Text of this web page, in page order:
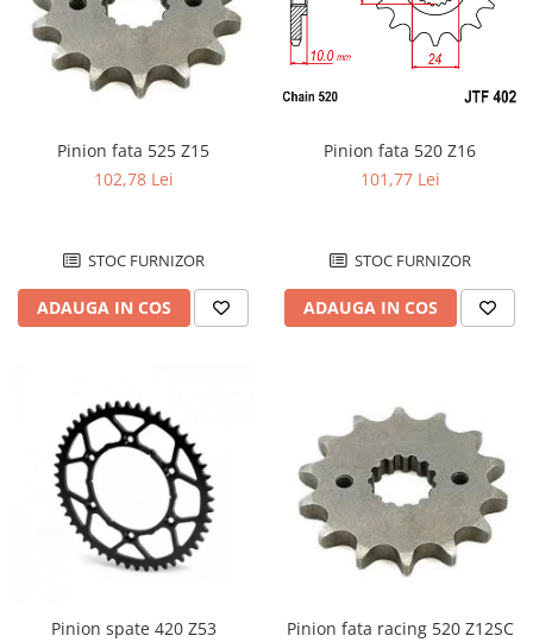
Pinion fata 525 Z15
102,78 Lei
STOC FURNIZOR
ADAUGA IN COS
Pinion fata 520 Z16
101,77 Lei
STOC FURNIZOR
ADAUGA IN COS
Pinion spate 420 Z53
Pinion fata racing 520 Z12SC